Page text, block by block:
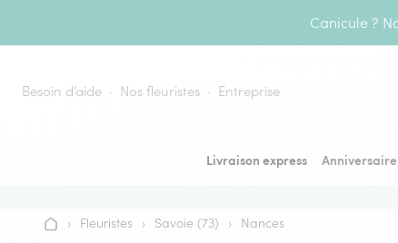
Canicule ?
Besoin d’aide Nos fleuristes Entreprise
Livraison express Anniversaire
Accueil
› Fleuristes › Savoie (73) › Nances